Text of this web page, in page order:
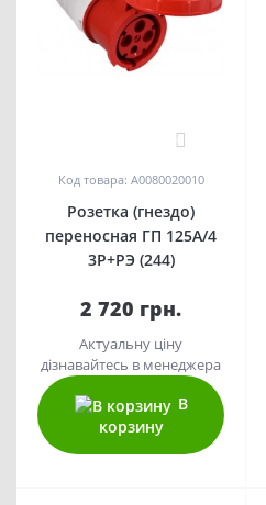
Код товара: A0080020010
Розетка (гнездо)
переносная ГП 125А/4
3Р+РЭ (244)
2 720 грн.
Актуальну ціну
дізнавайтесь в менеджера
В
корзину